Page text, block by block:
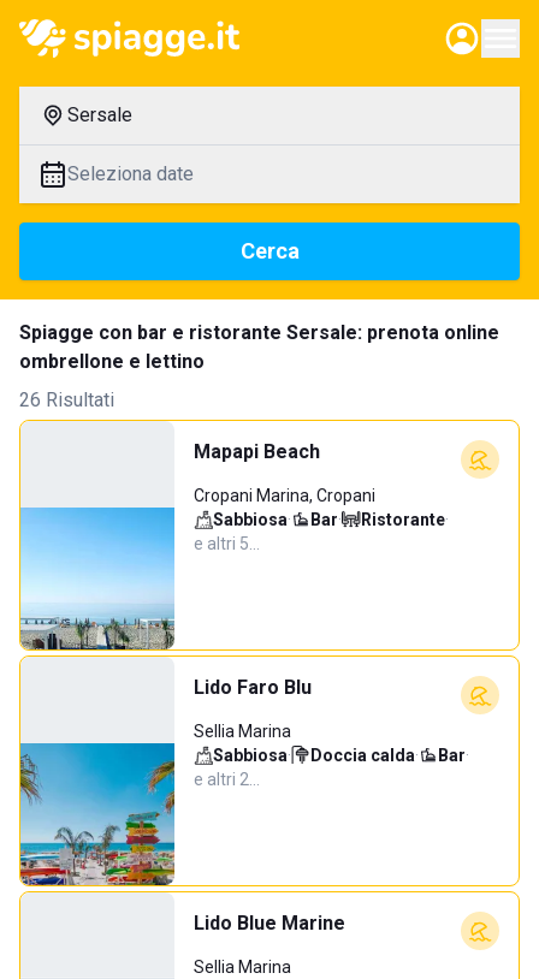
Sersale
Seleziona date
Cerca
Spiagge con bar e ristorante Sersale: prenota online
ombrellone e lettino
26 Risultati
Mapapi Beach
Cropani Marina, Cropani
Sabbiosa· Bar· Ristorante·
e altri 5…
Lido Faro Blu
Sellia Marina
Sabbiosa· Doccia calda· Bar·
e altri 2…
Lido Blue Marine
Sellia Marina